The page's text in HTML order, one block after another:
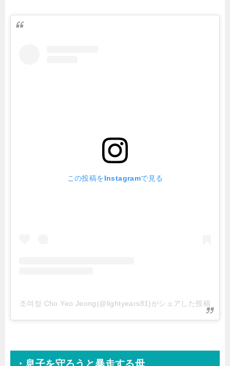
この投稿をInstagramで見る
조여정 Cho Yeo Jeong(@lightyears81)がシェアした投稿
・息子を守ろうと暴走する母